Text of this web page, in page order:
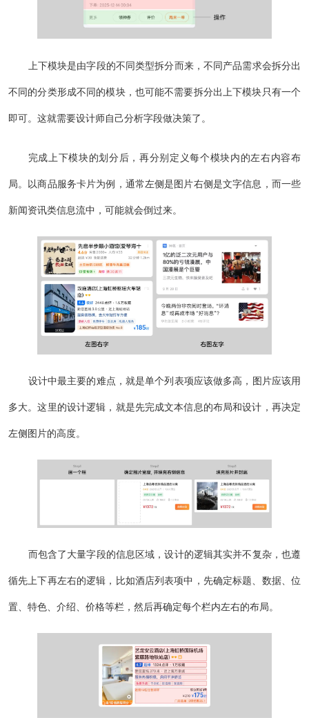
上下模块是由字段的不同类型拆分而来，不同产品需求会拆分出
不同的分类形成不同的模块，也可能不需要拆分出上下模块只有一个
即可。这就需要设计师自己分析字段做决策了。
完成上下模块的划分后，再分别定义每个模块内的左右内容布
局。以商品服务卡片为例，通常左侧是图片右侧是文字信息，而一些
新闻资讯类信息流中，可能就会倒过来。
设计中最主要的难点，就是单个列表项应该做多高，图片应该用
多大。这里的设计逻辑，就是先完成文本信息的布局和设计，再决定
左侧图片的高度。
而包含了大量字段的信息区域，设计的逻辑其实并不复杂，也遵
循先上下再左右的逻辑，比如酒店列表项中，先确定标题、数据、位
置、特色、介绍、价格等栏，然后再确定每个栏内左右的布局。